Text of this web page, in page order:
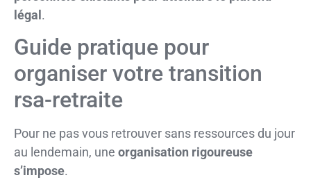
légal .
Guide pratique pour
organiser votre transition
rsa-retraite
Pour ne pas vous retrouver sans ressources du jour
au lendemain, une organisation rigoureuse
s’impose.